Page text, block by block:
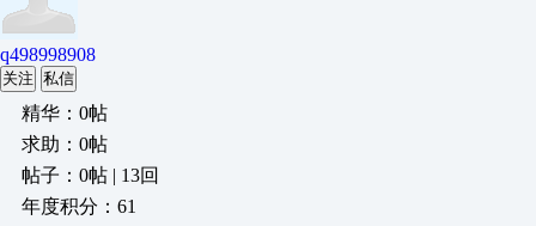
q498998908
关注 私信
精华：0帖
求助：0帖
帖子：0帖 | 13回
年度积分：61